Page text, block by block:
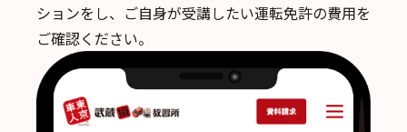
ションをし、ご自身が受講したい運転免許の費用を
ご確認ください。